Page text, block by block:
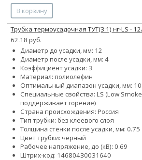
В корзину
Трубка термоусадочная ТУТ(3:1) нг-LS -
62.18 руб.
Диаметр до усадки, мм: 12
Диаметр после усадки, мм: 4
Коэффициент усадки: 3
Материал: полиолефин
Оптимальный диапазон усадки, мм:
Специальные свойства: LS (Low
поддерживает горение)
Страна происхождения: Россия
Тип трубки: без клеевого слоя
Толщина стенки после усадки, мм: 0.75
Цвет трубки: черный
Рабочее напряжение, до (кВ): 0.69
Штрих-код: 14680430031640